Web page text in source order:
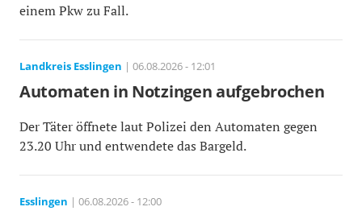
einem Pkw zu Fall.
Landkreis Esslingen | 06.08.2026 - 12:01
Automaten in Notzingen aufgebrochen
Der Täter öffnete laut Polizei den Automaten gegen
23.20 Uhr und entwendete das Bargeld.
Esslingen | 06.08.2026 - 12:00